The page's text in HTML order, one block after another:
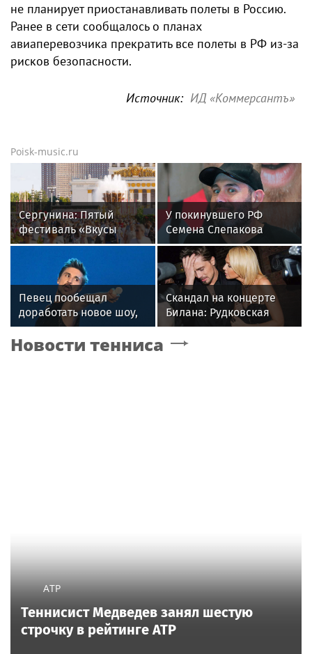
не планирует приостанавливать полеты в Россию.
Ранее в сети сообщалось о планах
авиаперевозчика прекратить все полеты в РФ из-за
рисков безопасности.
Источник: ИД «Коммерсантъ»
Poisk-music.ru
Сергунина: Пятый
фестиваль «Вкусы
России» пройдет в
Москве 13–23 августа
У покинувшего РФ
Семена Слепакова
нашли еще две
квартиры в Москве
Певец пообещал
доработать новое шоу,
подвергнутое критике
Скандал на концерте
Билана: Рудковская
прокомментировала и
в Сети "взорвались"
Новости тенниса
ATP
Теннисист Медведев занял шестую
строчку в рейтинге ATP